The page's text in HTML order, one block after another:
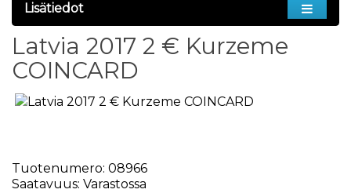
Lisätiedot
Latvia 2017 2 € Kurzeme
COINCARD
Tuotenumero: 08966
Saatavuus: Varastossa